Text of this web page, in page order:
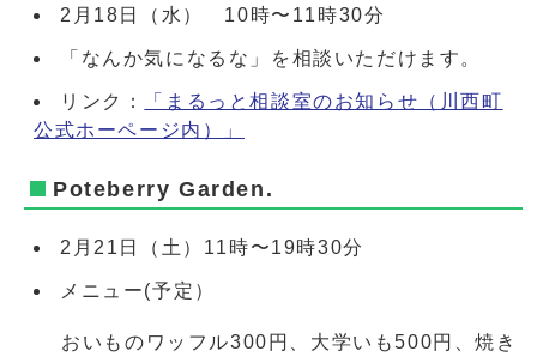
2月18日（水） 10時〜11時30分
「なんか気になるな」を相談いただけます。
リンク：
「まるっと相談室のお知らせ（川西町
公式ホーページ内）」
Poteberry Garden.
2月21日（土）11時〜19時30分
メニュー(予定）
おいものワッフル300円、大学いも500円、焼き